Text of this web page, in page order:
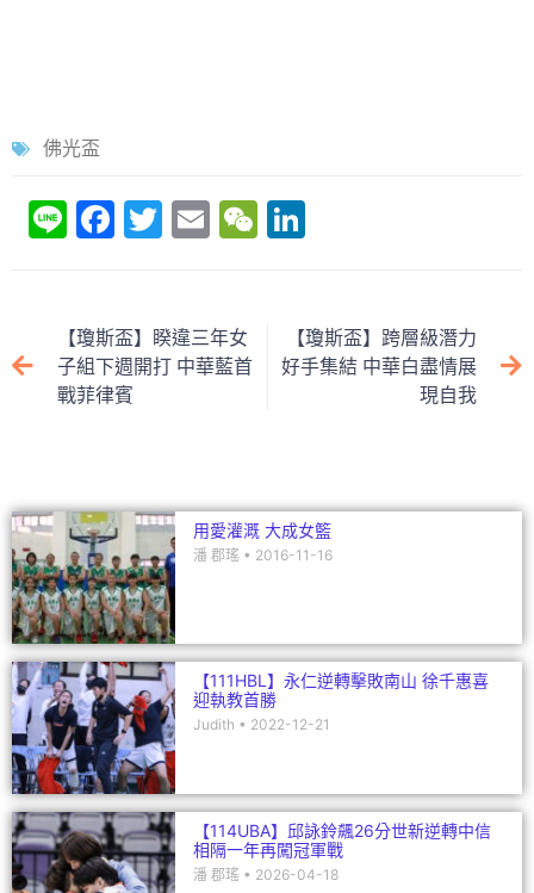
佛光盃
Li F
e
b
o
T
er
E
l
W
at
e
dI
【瓊斯盃】睽違三年女
子組下週開打 中華藍首
戰菲律賓
【瓊斯盃】跨層級潛力
好手集結 中華白盡情展
現自我
用愛灌溉 大成女籃
潘 郡瑤 2016-11-16
【111HBL】永仁逆轉擊敗南山 徐千惠喜
迎執教首勝
Judith 2022-12-21
【114UBA】邱詠鈴飆26分世新逆轉中信
相隔一年再闖冠軍戰
潘 郡瑤 2026-04-18